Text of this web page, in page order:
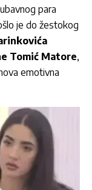
para
je do žestokog
Tomić Matore,
emotivna